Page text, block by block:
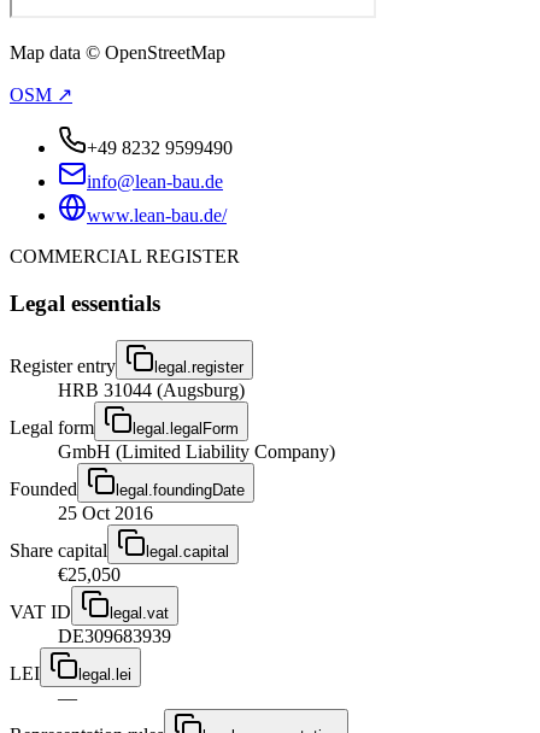
Map data © OpenStreetMap
OSM ↗
+49 8232 9599490
info@lean-bau.de
www.lean-bau.de/
COMMERCIAL REGISTER
Legal essentials
Register entry legal.register
HRB 31044 (Augsburg)
Legal form
legal.legalForm
GmbH (Limited Liability Company)
Founded
legal.foundingDate
25 Oct 2016
Share capital
legal.capital
€25,050
VAT ID
legal.vat
DE309683939
LEI
legal.lei
—